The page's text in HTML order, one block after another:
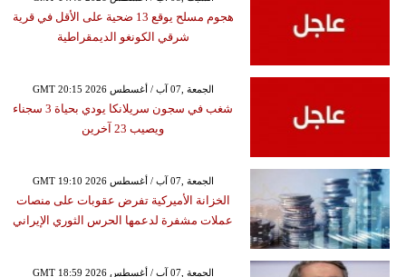
هجوم مسلح يوقع 13 ضحية على الأقل في قرية
شرقي الكونغو الديمقراطية
GMT 20:15 2026 الجمعة ,07 آب / أغسطس
شغب في سجون سريلانكا يودي بحياة 3 سجناء
ويصيب 23 آخرين
GMT 19:10 2026 الجمعة ,07 آب / أغسطس
الخزانة الأميركية تفرض عقوبات على منصات
عملات مشفرة لدعمها الحرس الثوري الإيراني
GMT 18:59 2026 الجمعة ,07 آب / أغسطس